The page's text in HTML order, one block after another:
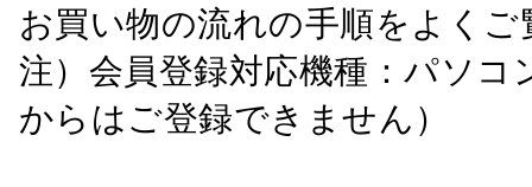
お買い物の流れの手順をよくご
注）会員登録対応機種：パソ
からはご登録できません）